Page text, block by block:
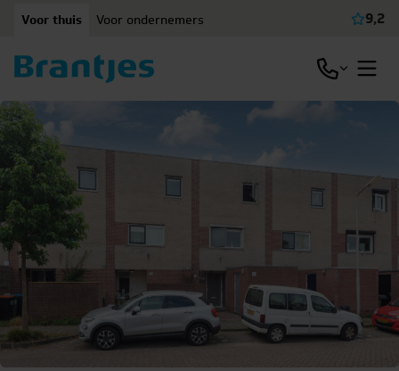
Voor thuis Voor ondernemers 9,2
Open /